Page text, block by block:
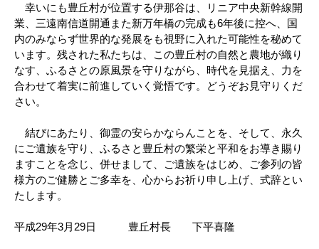
幸いにも豊丘村が位置する伊那谷は、リニア中央新幹線開
業、三遠南信道開通また新万年橋の完成も6年後に控へ、国
内のみならず世界的な発展をも視野に入れた可能性を秘めて
います。残された私たちは、この豊丘村の自然と農地が織り
なす、ふるさとの原風景を守りながら、時代を見据え、力を
合わせて着実に前進していく覚悟です。どうぞお見守りくだ
さい。
結びにあたり、御霊の安らかならんことを、そして、永久
にご遺族を守り、ふるさと豊丘村の繁栄と平和をお導き賜り
ますことを念じ、併せまして、ご遺族をはじめ、ご参列の皆
様方のご健勝とご多幸を、心からお祈り申し上げ、式辞とい
たします。
平成29年3月29日 豊丘村長 下平喜隆